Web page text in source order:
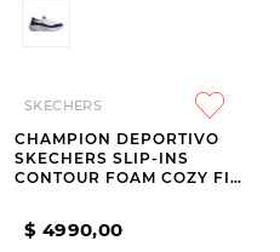
SKECHERS
CHAMPION DEPORTIVO
SKECHERS SLIP-INS
CONTOUR FOAM COZY FIT
$ 4990,00